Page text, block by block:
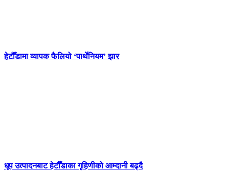
हेटौँडामा व्यापक फैलियो ‘पार्थेनियम’ झार
धूप उत्पादनबाट हेटौँडाका गृहिणीको आम्दानी बढ्दै